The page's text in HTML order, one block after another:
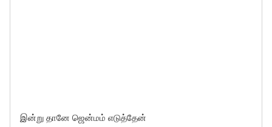
இன்று தானே ஜென்மம் எடுத்தேன்